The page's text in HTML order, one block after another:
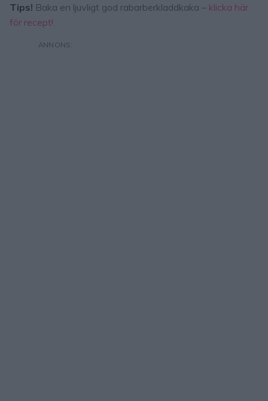
Tips! Baka en ljuvligt god rabarberkladdkaka – klicka här
för recept!